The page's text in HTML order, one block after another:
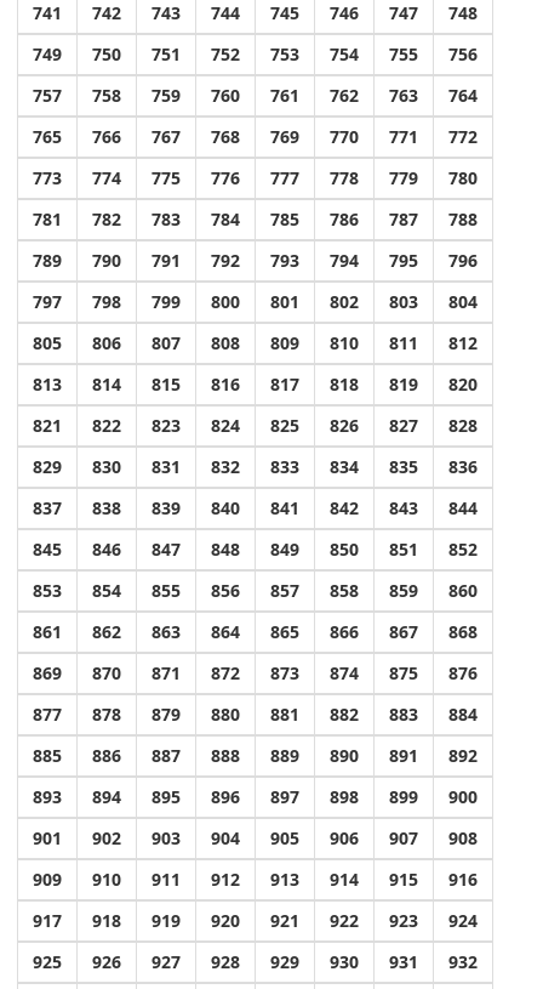
741
742 743 744 745 746 747
748
749
750 751 752 753 754 755
756
757
758 759 760 761 762 763
764
765
766 767 768 769 770 771
772
773
774 775 776 777 778 779
780
781
782 783 784 785 786 787
788
789
790 791 792 793 794 795
796
797
798 799 800 801 802 803
804
805
806 807 808 809 810 811
812
813
814 815 816 817 818 819
820
821
822 823 824 825 826 827
828
829
830 831 832 833 834 835
836
837
838 839 840 841 842 843
844
845
846 847 848 849 850 851
852
853
854 855 856 857 858 859
860
861
862 863 864 865 866 867
868
869
870 871 872 873 874 875
876
877
878 879 880 881 882 883
884
885
886 887 888 889 890 891
892
893
894 895 896 897 898 899
900
901
902 903 904 905 906 907
908
909
910 911 912 913 914 915
916
917
918 919 920 921 922 923
924
925
926 927 928 929 930 931 932